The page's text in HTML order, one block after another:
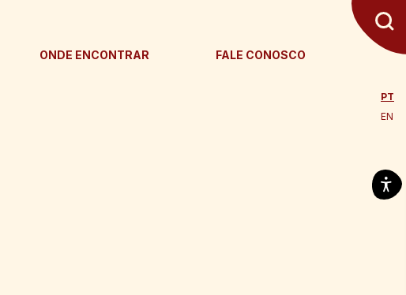
ONDE ENCONTRAR FALE CONOSCO
PT
EN